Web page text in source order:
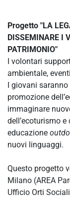
Progetto "LA
DISSEMINARE I
PATRIMONIO"
I volontari
ambientale,
I giovani
promozione
immaginare
dell’ecoturismo
educazione
nuovi linguaggi.
Questo progetto
Milano (AREA
Ufficio Orti